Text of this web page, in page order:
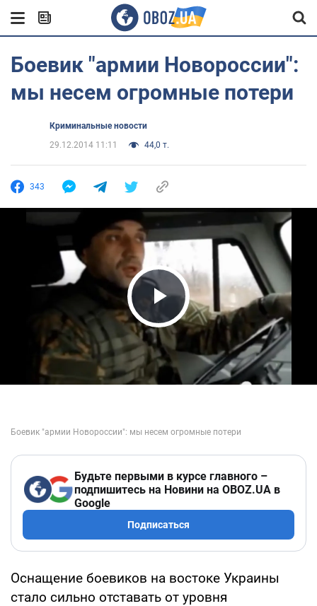
Боевик "армии Новороссии":
мы несем огромные потери
Криминальные новости
29.12.2014 11:11
44,0 т.
343
Play Video
Будьте первыми в курсе главного –
подпишитесь на Новини на OBOZ.UA в
Google
Подписаться
Оснащение боевиков на востоке Украины
стало сильно отставать от уровня